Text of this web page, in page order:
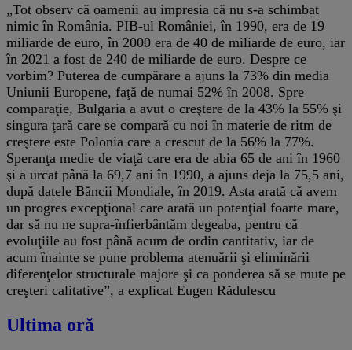
„Tot observ că oamenii au impresia că nu s-a schimbat
nimic în România. PIB-ul României, în 1990, era de 19
miliarde de euro, în 2000 era de 40 de miliarde de euro, iar
în 2021 a fost de 240 de miliarde de euro. Despre ce
vorbim? Puterea de cumpărare a ajuns la 73% din media
Uniunii Europene, faţă de numai 52% în 2008. Spre
comparaţie, Bulgaria a avut o creştere de la 43% la 55% şi
singura ţară care se compară cu noi în materie de ritm de
creştere este Polonia care a crescut de la 56% la 77%.
Speranţa medie de viaţă care era de abia 65 de ani în 1960
şi a urcat până la 69,7 ani în 1990, a ajuns deja la 75,5 ani,
după datele Băncii Mondiale, în 2019. Asta arată că avem
un progres excepţional care arată un potenţial foarte mare,
dar să nu ne supra-înfierbântăm degeaba, pentru că
evoluţiile au fost până acum de ordin cantitativ, iar de
acum înainte se pune problema atenuării şi eliminării
diferenţelor structurale majore şi ca ponderea să se mute pe
creşteri calitative”, a explicat Eugen Rădulescu
Ultima oră